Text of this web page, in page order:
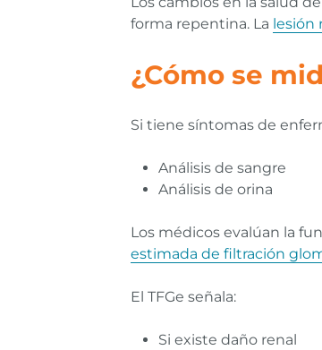
forma repentina. La lesión
¿Cómo se
Si tiene síntomas de
Análisis de sangre
Análisis de orina
Los médicos evalúan la
estimada de filtración
El TFGe señala:
Si existe daño renal